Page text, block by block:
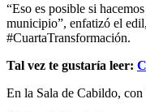
“Eso es posible si
municipio”, enfatizó el
#CuartaTransformación.
Tal vez te gustaría leer:
En la Sala de Cabildo,